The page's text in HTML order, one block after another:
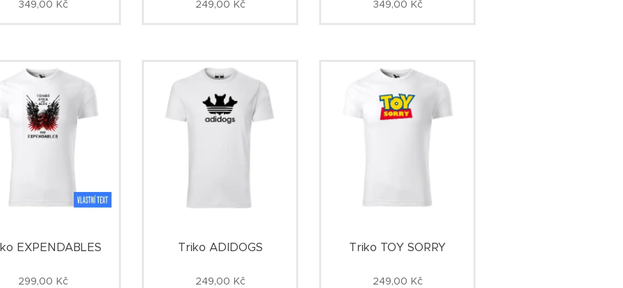
349,00 Kč 249,00 Kč 349,00 Kč
EXPENDABLES
299,00 Kč
Triko ADIDOGS
249,00 Kč
Triko TOY SORRY
249,00 Kč